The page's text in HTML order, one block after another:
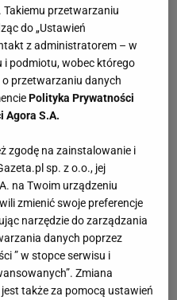
przetwarzaniu
do „Ustawień
z administratorem – w
i podmiotu, wobec którego
przetwarzaniu danych
Polityka Prywatności
Agora S.A.
zgodę na zainstalowanie i
sp. z o.o., jej
na Twoim urządzeniu
zmienić swoje preferencje
narzędzie do zarządzania
danych poprzez
” w stopce serwisu i
Zmiana
także za pomocą ustawień